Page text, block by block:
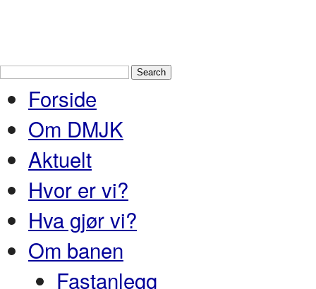
Forside
Om DMJK
Aktuelt
Hvor er vi?
Hva gjør vi?
Om banen
Fastanlegg